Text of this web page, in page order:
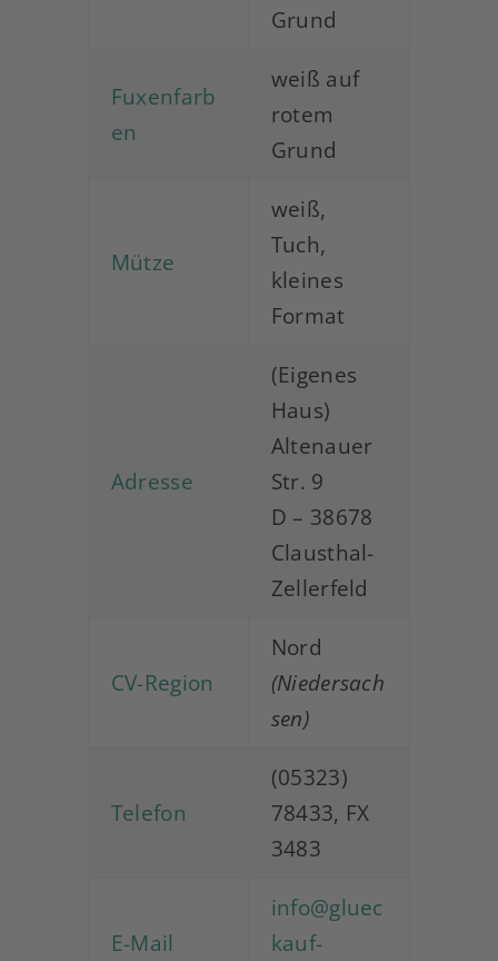
Grund
Fuxenfarb
en
weiß auf
rotem
Grund
Mütze
weiß,
Tuch,
kleines
Format
Adresse
(Eigenes
Haus)
Altenauer
Str. 9
D – 38678
Clausthal-
Zellerfeld
CV-Region
Nord
(Niedersach
sen)
Telefon
(05323)
78433, FX
3483
E-Mail
info@gluec
kauf-